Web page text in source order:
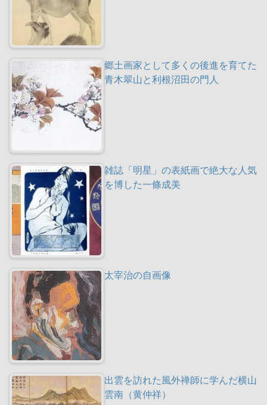
郷土画家として多くの後進を育てた
青木翠山と利根沼田の門人
雑誌「明星」の表紙画で絶大な人気
を博した一條成美
太宰治の自画像
出雲を訪れた風外禅師に学んだ横山
雲南（黄仲祥）